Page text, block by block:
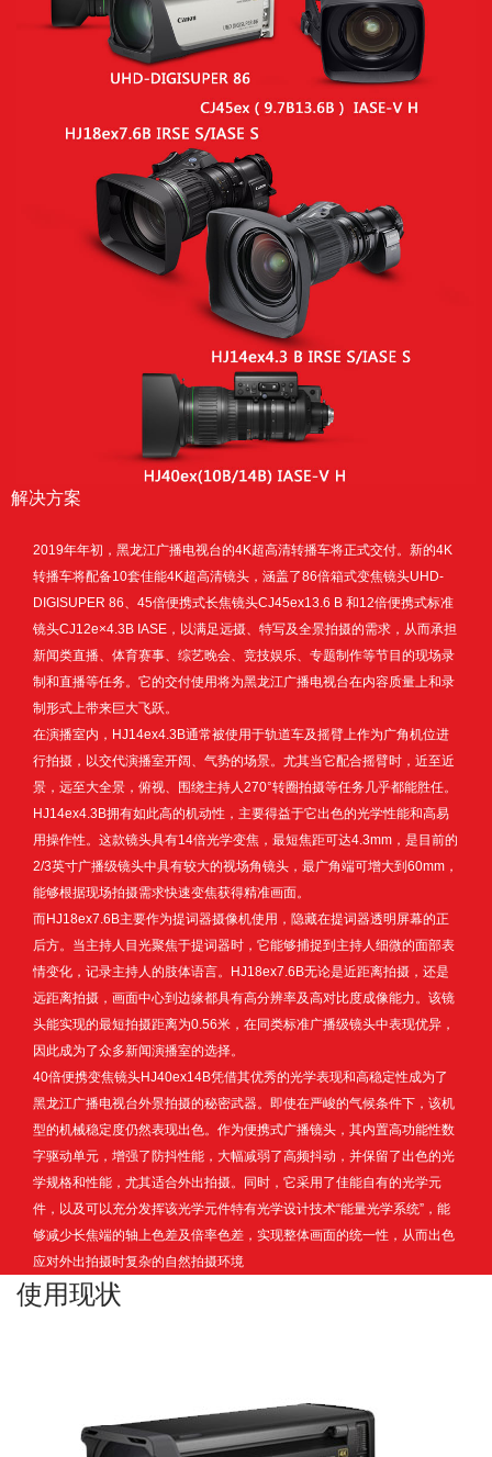
解决方案
2019年年初，黑龙江广播电视台的4K超高清转播车将正式交付。新的4K
转播车将配备10套佳能4K超高清镜头，涵盖了86倍箱式变焦镜头UHD-
DIGISUPER 86、45倍便携式长焦镜头CJ45ex13.6 B 和12倍便携式标准
镜头CJ12e×4.3B IASE，以满足远摄、特写及全景拍摄的需求，从而承担
新闻类直播、体育赛事、综艺晚会、竞技娱乐、专题制作等节目的现场录
制和直播等任务。它的交付使用将为黑龙江广播电视台在内容质量上和录
制形式上带来巨大飞跃。
在演播室内，HJ14ex4.3B通常被使用于轨道车及摇臂上作为广角机位进
行拍摄，以交代演播室开阔、气势的场景。尤其当它配合摇臂时，近至近
景，远至大全景，俯视、围绕主持人270°转圈拍摄等任务几乎都能胜任。
HJ14ex4.3B拥有如此高的机动性，主要得益于它出色的光学性能和高易
用操作性。这款镜头具有14倍光学变焦，最短焦距可达4.3mm，是目前的
2/3英寸广播级镜头中具有较大的视场角镜头，最广角端可增大到60mm，
能够根据现场拍摄需求快速变焦获得精准画面。
而HJ18ex7.6B主要作为提词器摄像机使用，隐藏在提词器透明屏幕的正
后方。当主持人目光聚焦于提词器时，它能够捕捉到主持人细微的面部表
情变化，记录主持人的肢体语言。HJ18ex7.6B无论是近距离拍摄，还是
远距离拍摄，画面中心到边缘都具有高分辨率及高对比度成像能力。该镜
头能实现的最短拍摄距离为0.56米，在同类标准广播级镜头中表现优异，
因此成为了众多新闻演播室的选择。
40倍便携变焦镜头HJ40ex14B凭借其优秀的光学表现和高稳定性成为了
黑龙江广播电视台外景拍摄的秘密武器。即使在严峻的气候条件下，该机
型的机械稳定度仍然表现出色。作为便携式广播镜头，其内置高功能性数
字驱动单元，增强了防抖性能，大幅减弱了高频抖动，并保留了出色的光
学规格和性能，尤其适合外出拍摄。同时，它采用了佳能自有的光学元
件，以及可以充分发挥该光学元件特有光学设计技术“能量光学系统”，能
够减少长焦端的轴上色差及倍率色差，实现整体画面的统一性，从而出色
应对外出拍摄时复杂的自然拍摄环境
使用现状